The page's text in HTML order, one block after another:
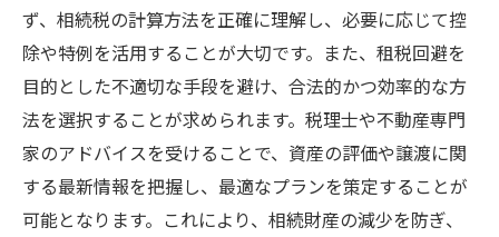
ず、相続税の計算方法を正確に理解し、必要に応じて控
除や特例を活用することが大切です。また、租税回避を
目的とした不適切な手段を避け、合法的かつ効率的な方
法を選択することが求められます。税理士や不動産専門
家のアドバイスを受けることで、資産の評価や譲渡に関
する最新情報を把握し、最適なプランを策定することが
可能となります。これにより、相続財産の減少を防ぎ、